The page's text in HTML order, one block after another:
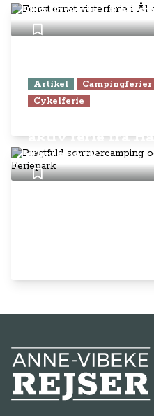
Hallingdal
Artikel Campingferier
Cykelferie
aktiv ferie fra
Feriepark
Anne-Vibeke Rejser